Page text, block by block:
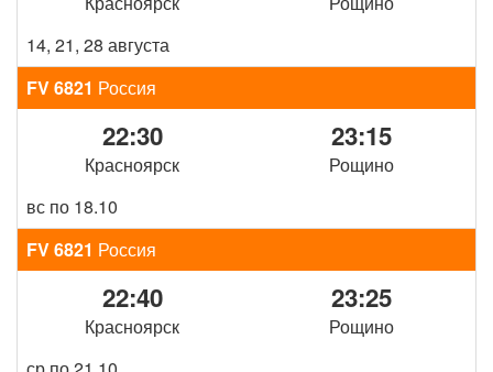
14, 21, 28 августа
FV 6821 Россия
22:30
Красноярск
23:15
Рощино
вс по 18.10
FV 6821 Россия
22:40
Красноярск
23:25
Рощино